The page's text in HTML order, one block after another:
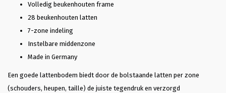
Volledig beukenhouten frame
28 beukenhouten latten
7-zone indeling
Instelbare middenzone
Made in Germany
Een goede lattenbodem biedt door de bolstaande latten per zone
(schouders, heupen, taille) de juiste tegendruk en verzorgd